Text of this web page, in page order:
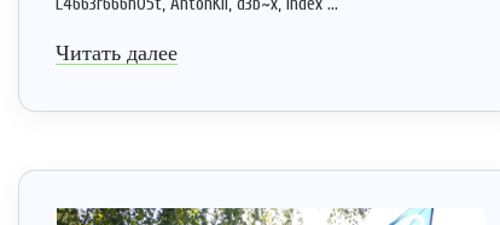
L4663r666h05t, AntonKil, d3b~x, Index ...
Читать далее